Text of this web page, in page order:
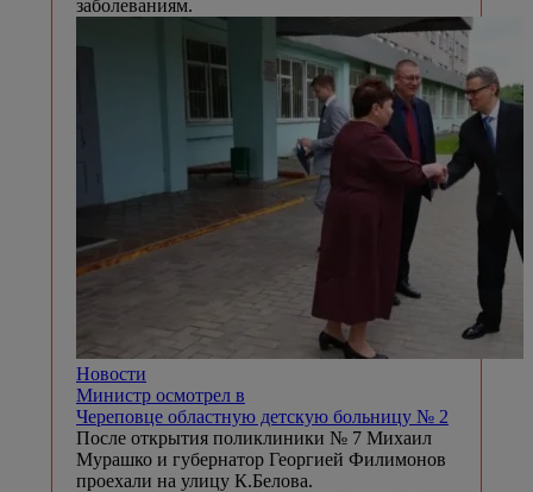
заболеваниям.
Новости
Министр осмотрел в
Череповце областную детскую больницу № 2
После открытия поликлиники № 7 Михаил
Мурашко и губернатор Георгией Филимонов
проехали на улицу К.Белова.